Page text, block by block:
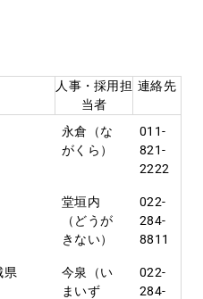
人事・採用担
当者
連絡先
永倉（な
がくら）
011-
821-
2222
堂垣内
（どうが
きない）
022-
284-
8811
県
今泉（い
まいず
022-
284-